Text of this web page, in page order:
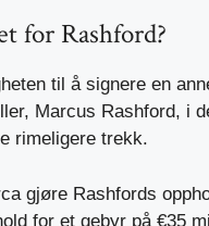
for Rashford?
til å signere en
Marcus Rashford, i
rimeligere trekk.
gjøre Rashfords
for et gebyr på €35